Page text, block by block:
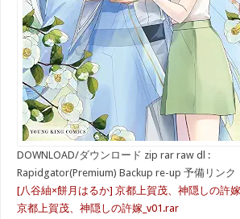
DOWNLOAD/ダウンロード zip rar raw dl :
Rapidgator(Premium) Backup re-up 予備リンク
[八谷紬×餅月はるか] 京都上賀茂、神隠しの許
京都上賀茂、神隠しの許嫁_v01.rar